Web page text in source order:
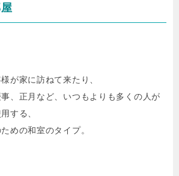
が家に訪ねて来たり、
、正月など、いつもよりも多くの人が
する、
めの和室のタイプ。